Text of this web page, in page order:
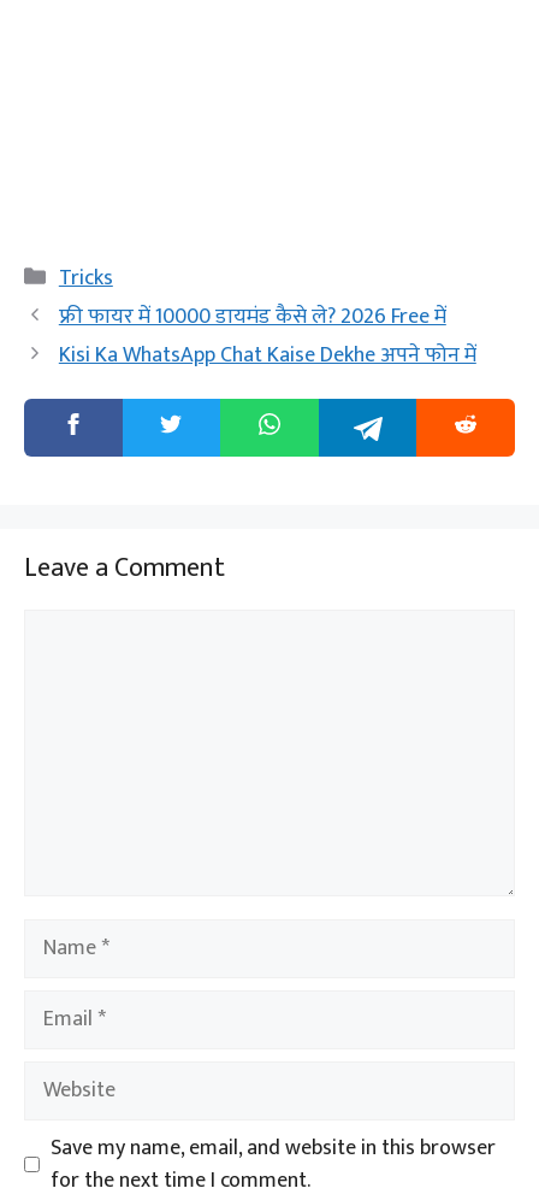
Categories
Tricks
फ्री फायर में 10000 डायमंड कैसे ले? 2026 Free में
Kisi Ka WhatsApp Chat Kaise Dekhe अपने फोन में
Leave a Comment
Name
Email
Website
Save my name, email, and website in this browser
for the next time I comment.